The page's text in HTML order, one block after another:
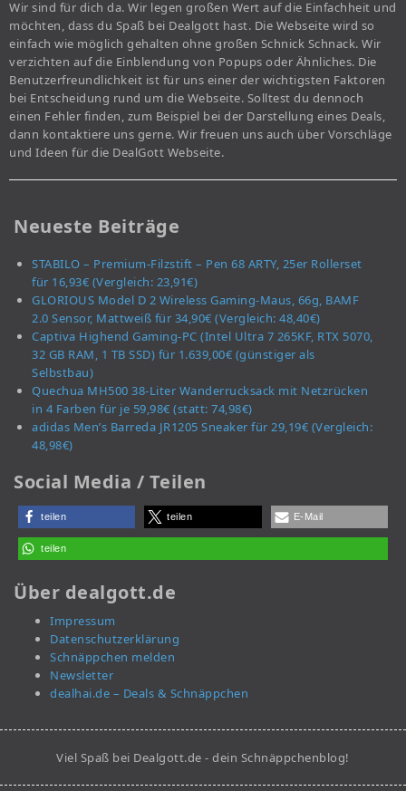
Wir sind für dich da. Wir legen großen Wert auf die Einfachheit und
möchten, dass du Spaß bei Dealgott hast. Die Webseite wird so
einfach wie möglich gehalten ohne großen Schnick Schnack. Wir
verzichten auf die Einblendung von Popups oder Ähnliches. Die
Benutzerfreundlichkeit ist für uns einer der wichtigsten Faktoren
bei Entscheidung rund um die Webseite. Solltest du dennoch
einen Fehler finden, zum Beispiel bei der Darstellung eines Deals,
dann kontaktiere uns gerne. Wir freuen uns auch über Vorschläge
und Ideen für die DealGott Webseite.
Neueste Beiträge
STABILO – Premium-Filzstift – Pen 68 ARTY, 25er Rollerset
für 16,93€ (Vergleich: 23,91€)
GLORIOUS Model D 2 Wireless Gaming-Maus, 66g, BAMF
2.0 Sensor, Mattweiß für 34,90€ (Vergleich: 48,40€)
Captiva Highend Gaming-PC (Intel Ultra 7 265KF, RTX 5070,
32 GB RAM, 1 TB SSD) für 1.639,00€ (günstiger als
Selbstbau)
Quechua MH500 38-Liter Wanderrucksack mit Netzrücken
in 4 Farben für je 59,98€ (statt: 74,98€)
adidas Men’s Barreda JR1205 Sneaker für 29,19€ (Vergleich:
48,98€)
Social Media / Teilen
teilen teilen E-Mail
teilen
Über dealgott.de
Impressum
Datenschutzerklärung
Schnäppchen melden
Newsletter
dealhai.de – Deals & Schnäppchen
Viel Spaß bei Dealgott.de - dein Schnäppchenblog!